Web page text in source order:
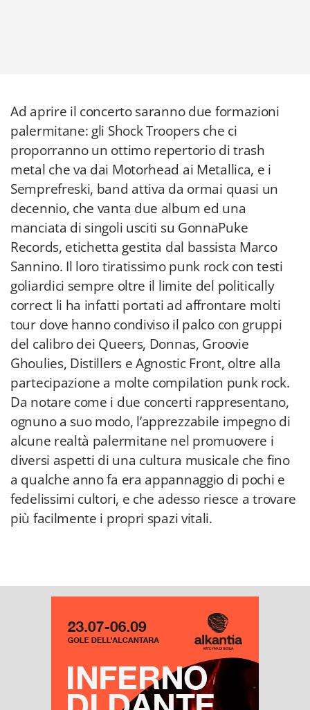
Ad aprire il concerto saranno due formazioni
palermitane: gli Shock Troopers che ci
proporranno un ottimo repertorio di trash
metal che va dai Motorhead ai Metallica, e i
Semprefreski, band attiva da ormai quasi un
decennio, che vanta due album ed una
manciata di singoli usciti su GonnaPuke
Records, etichetta gestita dal bassista Marco
Sannino. Il loro tiratissimo punk rock con testi
goliardici sempre oltre il limite del politically
correct li ha infatti portati ad affrontare molti
tour dove hanno condiviso il palco con gruppi
del calibro dei Queers, Donnas, Groovie
Ghoulies, Distillers e Agnostic Front, oltre alla
partecipazione a molte compilation punk rock.
Da notare come i due concerti rappresentano,
ognuno a suo modo, l’apprezzabile impegno di
alcune realtà palermitane nel promuovere i
diversi aspetti di una cultura musicale che fino
a qualche anno fa era appannaggio di pochi e
fedelissimi cultori, e che adesso riesce a trovare
più facilmente i propri spazi vitali.